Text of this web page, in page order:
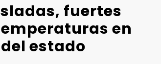
fuertes
en
estado